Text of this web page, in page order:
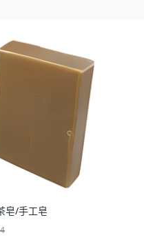
皂/手工皂